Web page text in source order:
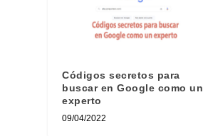
Códigos secretos para
buscar en Google como un
experto
09/04/2022